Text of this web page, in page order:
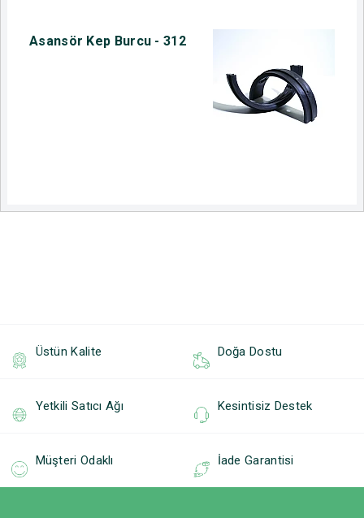
Asansör Kep Burcu - 312
Üstün Kalite Doğa Dostu
Yetkili Satıcı Ağı Kesintisiz Destek
Müşteri Odaklı İade Garantisi